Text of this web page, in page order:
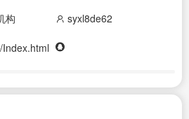
构 syxl8de62